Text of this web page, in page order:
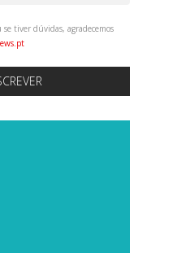
tiver dúvidas, agradecemos